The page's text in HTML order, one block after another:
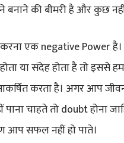
की बीमरी है और कुछ
करना एक negative Power
होता या संदेह होता है तो इससे
करता है। अगर आप
चाहते तो doubt होना
आप सफल नहीं हो पाते।